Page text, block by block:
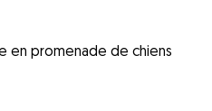
en promenade de chiens